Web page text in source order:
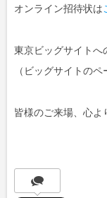
オンライン招待状は
東京ビッグサイトへ
（ビッグサイトのペ
皆様のご来場、心よ